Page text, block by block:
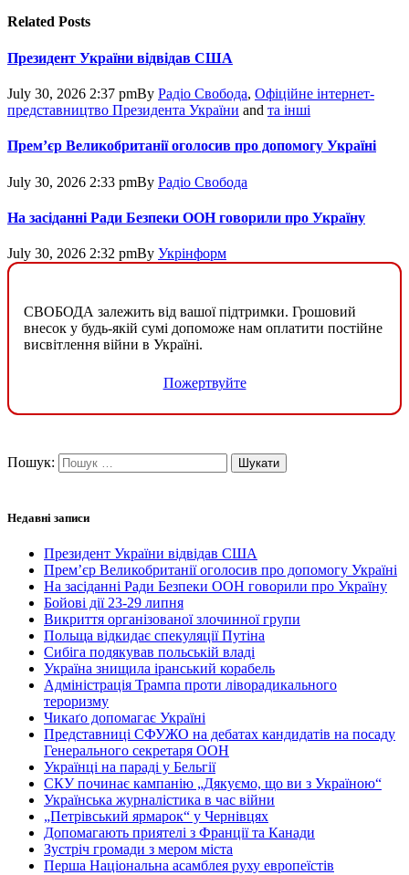
Related Posts
Президент України відвідав США
July 30, 2026 2:37 pmBy Радіо Свобода, Офіційне інтернет-
представництво Президента України and та інші
Прем’єр Великобританії оголосив про допомогу Україні
July 30, 2026 2:33 pmBy Радіо Свобода
На засіданні Ради Безпеки ООН говорили про Україну
July 30, 2026 2:32 pmBy Укрінформ
СВОБОДА залежить від вашої підтримки. Грошовий
внесок у будь-якій сумі допоможе нам оплатити постійне
висвітлення війни в Україні.
Пожертвуйте
Пошук:
Недавні записи
Президент України відвідав США
Прем’єр Великобританії оголосив про допомогу Україні
На засіданні Ради Безпеки ООН говорили про Україну
Бойові дії 23-29 липня
Викриття організованої злочинної групи
Польща відкидає спекуляції Путіна
Сибіга подякував польській владі
Україна знищила іранський корабель
Адміністрація Трампа проти ліворадикального
тероризму
Чикаґо допомагає Україні
Представниці СФУЖО на дебатах кандидатів на посаду
Генерального секретаря ООН
Українці на параді у Бельгії
СКУ починає кампанію „Дякуємо, що ви з Україною“
Українська журналістика в час війни
„Петрівський ярмарок“ у Чернівцях
Допомагають приятелі з Франції та Канади
Зустріч громади з мером міста
Перша Національна асамблея руху европеїстів